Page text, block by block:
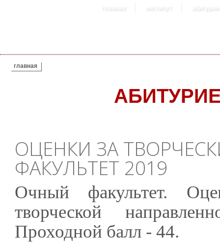
главная институт
ВЫ ЗДЕСЬ
главная
ОЦЕНКИ ЗА
ФАКУЛЬТЕТ 2019
Очный факультет.
творческой
Проходной балл - 44.